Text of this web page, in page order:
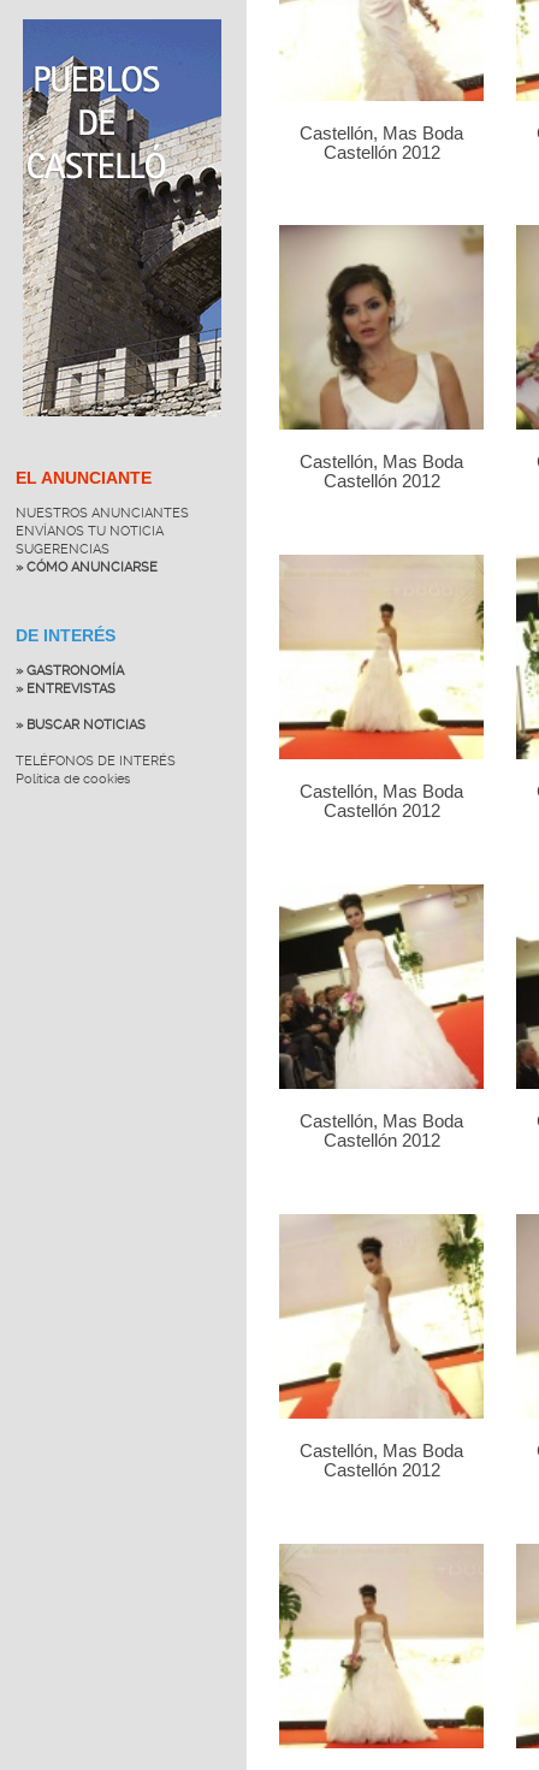
EL ANUNCIANTE
NUESTROS ANUNCIANTES
ENVÍANOS TU NOTICIA
SUGERENCIAS
» CÓMO ANUNCIARSE
DE INTERÉS
» GASTRONOMÍA
» ENTREVISTAS
» BUSCAR NOTICIAS
TELÉFONOS DE INTERÉS
Política de cookies
Castellón, Mas Boda
Castellón 2012
Castellón, Mas Boda
Castellón 2012
Castellón, Mas Boda
Castellón 2012
Castellón, Mas Boda
Castellón 2012
Castellón, Mas Boda
Castellón 2012